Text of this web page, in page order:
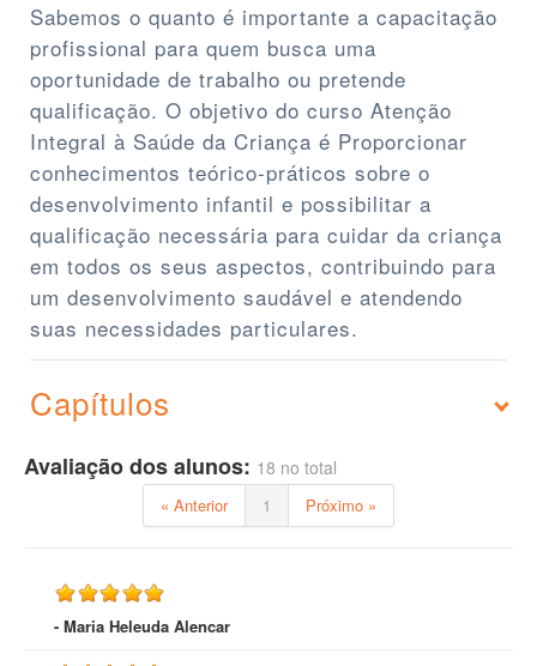
Sabemos o quanto é importante a capacitação
profissional para quem busca uma
oportunidade de trabalho ou pretende
qualificação. O objetivo do curso Atenção
Integral à Saúde da Criança é Proporcionar
conhecimentos teórico-práticos sobre o
desenvolvimento infantil e possibilitar a
qualificação necessária para cuidar da criança
em todos os seus aspectos, contribuindo para
um desenvolvimento saudável e atendendo
suas necessidades particulares.
Capítulos
Avaliação dos alunos: 18 no total
« Anterior 1 Próximo »
- Maria Heleuda Alencar